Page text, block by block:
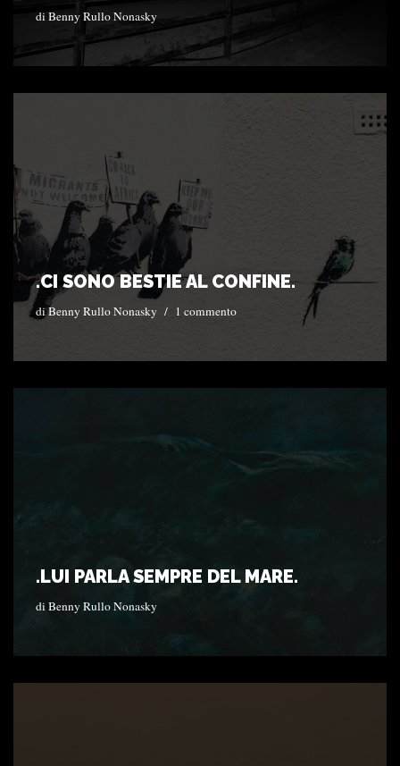
diBenny Rullo Nonasky
.CI SONO BESTIE AL CONFINE.
diBenny Rullo Nonasky 1 commento
.LUI PARLA SEMPRE DEL MARE.
diBenny Rullo Nonasky